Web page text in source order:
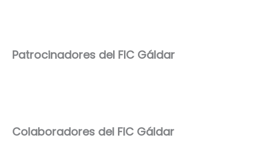
Patrocinadores del FIC Gáldar
Colaboradores del FIC Gáldar